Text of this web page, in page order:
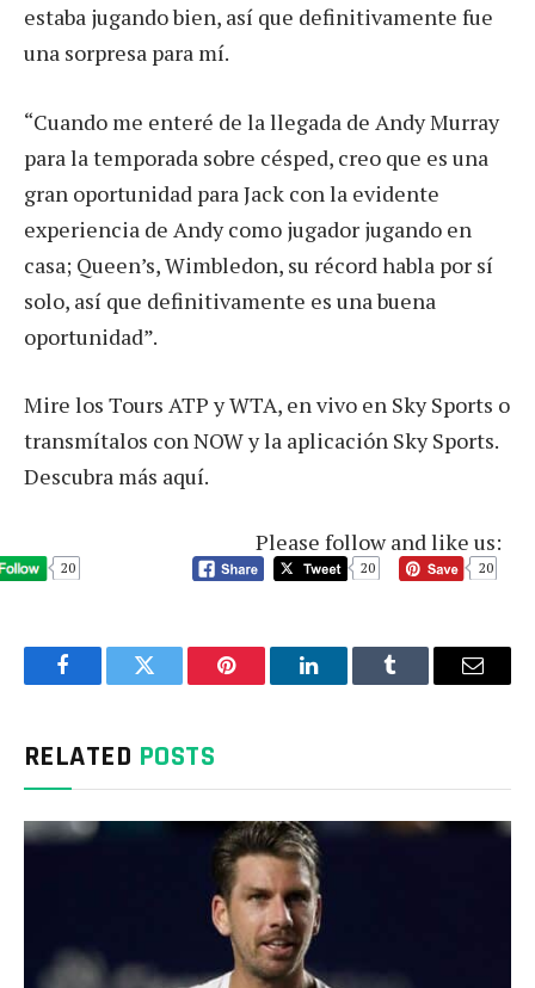
estaba jugando bien, así que definitivamente fue
una sorpresa para mí.
“Cuando me enteré de la llegada de Andy Murray
para la temporada sobre césped, creo que es una
gran oportunidad para Jack con la evidente
experiencia de Andy como jugador jugando en
casa; Queen’s, Wimbledon, su récord habla por sí
solo, así que definitivamente es una buena
oportunidad”.
Mire los Tours ATP y WTA, en vivo en Sky Sports o
transmítalos con NOW y la aplicación Sky Sports.
Descubra más aquí.
Please follow and like us:
20 20 20
FacebookTwitter Pinterest LinkedInTumblr Email
RELATED POSTS